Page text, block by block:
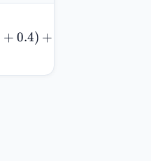
+ 0.4) +